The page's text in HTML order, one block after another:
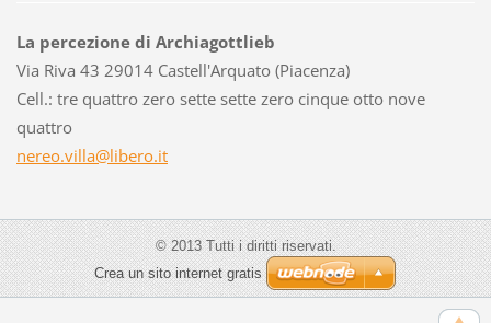
La percezione di Archiagottlieb
Via Riva 43 29014 Castell'Arquato (Piacenza)
Cell.: tre quattro zero sette sette zero cinque otto nove
quattro
nereo.villa@libero.it
© 2013 Tutti i diritti riservati.
Crea un sito internet gratis